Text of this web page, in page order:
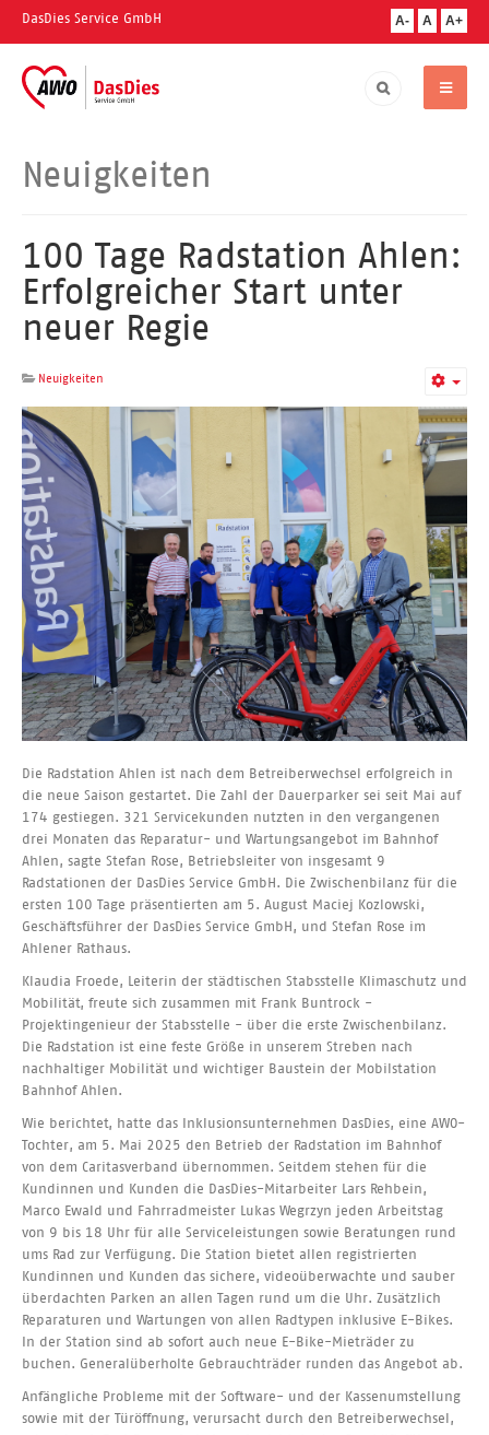
DasDies Service GmbH A- A A+
Neuigkeiten
100 Tage Radstation Ahlen:
Erfolgreicher Start unter
neuer Regie
Neuigkeiten
Die Radstation Ahlen ist nach dem Betreiberwechsel erfolgreich in
die neue Saison gestartet. Die Zahl der Dauerparker sei seit Mai auf
174 gestiegen. 321 Servicekunden nutzten in den vergangenen
drei Monaten das Reparatur- und Wartungsangebot im Bahnhof
Ahlen, sagte Stefan Rose, Betriebsleiter von insgesamt 9
Radstationen der DasDies Service GmbH. Die Zwischenbilanz für die
ersten 100 Tage präsentierten am 5. August Maciej Kozlowski,
Geschäftsführer der DasDies Service GmbH, und Stefan Rose im
Ahlener Rathaus.
Klaudia Froede, Leiterin der städtischen Stabsstelle Klimaschutz und
Mobilität, freute sich zusammen mit Frank Buntrock -
Projektingenieur der Stabsstelle - über die erste Zwischenbilanz.
Die Radstation ist eine feste Größe in unserem Streben nach
nachhaltiger Mobilität und wichtiger Baustein der Mobilstation
Bahnhof Ahlen.
Wie berichtet, hatte das Inklusionsunternehmen DasDies, eine AWO-
Tochter, am 5. Mai 2025 den Betrieb der Radstation im Bahnhof
von dem Caritasverband übernommen. Seitdem stehen für die
Kundinnen und Kunden die DasDies-Mitarbeiter Lars Rehbein,
Marco Ewald und Fahrradmeister Lukas Wegrzyn jeden Arbeitstag
von 9 bis 18 Uhr für alle Serviceleistungen sowie Beratungen rund
ums Rad zur Verfügung. Die Station bietet allen registrierten
Kundinnen und Kunden das sichere, videoüberwachte und sauber
überdachten Parken an allen Tagen rund um die Uhr. Zusätzlich
Reparaturen und Wartungen von allen Radtypen inklusive E-Bikes.
In der Station sind ab sofort auch neue E-Bike-Mieträder zu
buchen. Generalüberholte Gebrauchträder runden das Angebot ab.
Anfängliche Probleme mit der Software- und der Kassenumstellung
sowie mit der Türöffnung, verursacht durch den Betreiberwechsel,